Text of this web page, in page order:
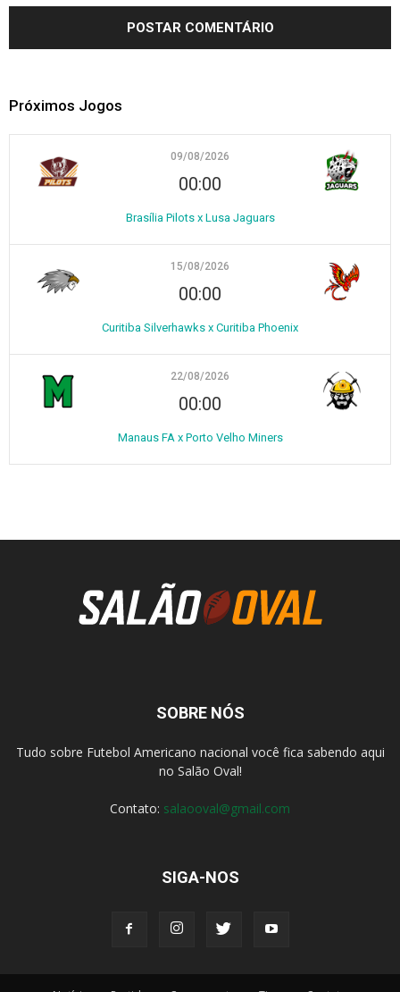
Próximos Jogos
09/08/2026
00:00
Brasília Pilots x Lusa Jaguars
15/08/2026
00:00
Curitiba Silverhawks x Curitiba Phoenix
22/08/2026
00:00
Manaus FA x Porto Velho Miners
SOBRE NÓS
Tudo sobre Futebol Americano nacional você fica sabendo aqui
no Salão Oval!
Contato: salaooval@gmail.com
SIGA-NOS